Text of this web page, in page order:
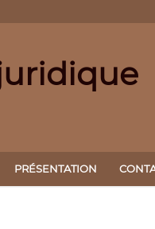
PRÉSENTATION